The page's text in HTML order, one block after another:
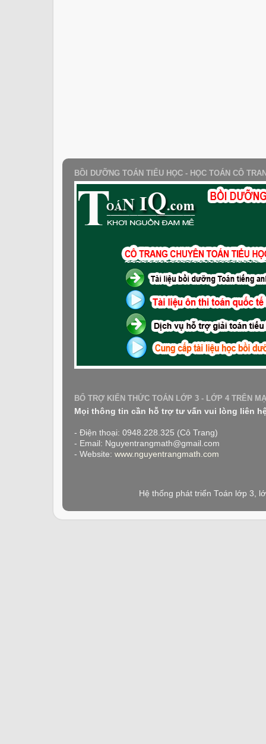
BỒI DƯỠNG TOÁN TIỂU HỌC - HỌC TOÁN CÔ
BỔ TRỢ KIẾN THỨC TOÁN LỚP 3 - LỚP 4 TRÊN
Mọi thông tin cần hỗ trợ tư vấn vui lòng liên
- Điện thoại: 0948.228.325 (Cô Trang)
- Email: Nguyentrangmath@gmail.com
- Website: www.nguyentrangmath.com
Hệ thống phát triển Toán lớp 3,